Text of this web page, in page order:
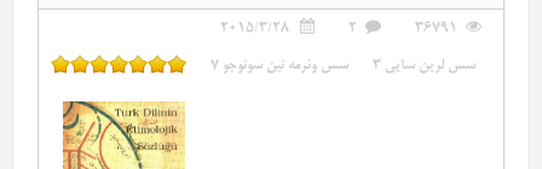
36791
2
2015/3/28
سس لرین سایی 3 سس وئرمه نین سونوجو 7